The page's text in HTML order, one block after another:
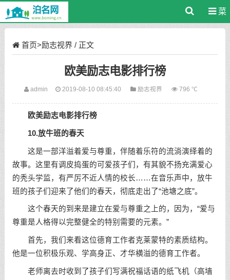
菜
首页>励志视界 / 正文
欧美励志电影排行榜
admin 2019-08-10 08:45:40 励志视界 796 ℃
欧美励志电影排行榜
10.放牛班的春天
这是一部洋溢着爱与尊重，伴随着乐符的流淌演绎着的
故事。这里有调皮捣蛋的可爱孩子们，有其貌不扬充满爱心
的秃头学监，有严厉不近人情的校长……在音乐声中，放牛
班的孩子们迎来了他们的春天，彻底走出了“池塘之底”。
这个春天的到来是建立在爱与尊重之上的，因为，“爱与
尊重是人格得以完整健全的特别需要的元素。”
首先，我们来看这位德育工作者克莱蒙特的素质结构。
他是一位积极乐观、学高身正、才华横溢的德育工作者。
老师离去时收到了孩子们写满祝福话语的纸飞机（高墙